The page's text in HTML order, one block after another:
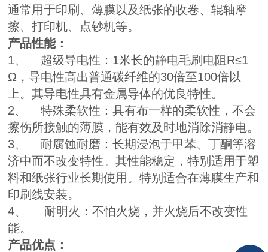
通常用于印刷、薄膜以及纸张的收卷、辊轴摩
擦、打印机、点钞机等。
产品性能：
1、 超级导电性：1米长的静电毛刷电阻R≤1
Ω，导电性高出普通碳纤维的30倍至100倍以
上。其导电性具有金属导体的优良特性。
2、 特殊柔软性：具有布一样的柔软性，不会
擦伤所接触的薄膜，能有效及时地消除消静电。
3、 耐腐蚀耐磨：长期浸泡于甲苯、丁酮等溶
济中而不改变特性。其性能稳定，特别适用于塑
料和纸张行业长期使用。特别适合在薄膜生产和
印刷线安装。
4、 耐明火：不怕火烧，并火烧后不改变性
能。
产品优点：